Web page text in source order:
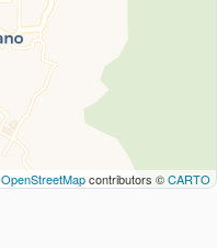
OpenStreetMapcontributors ©CARTO